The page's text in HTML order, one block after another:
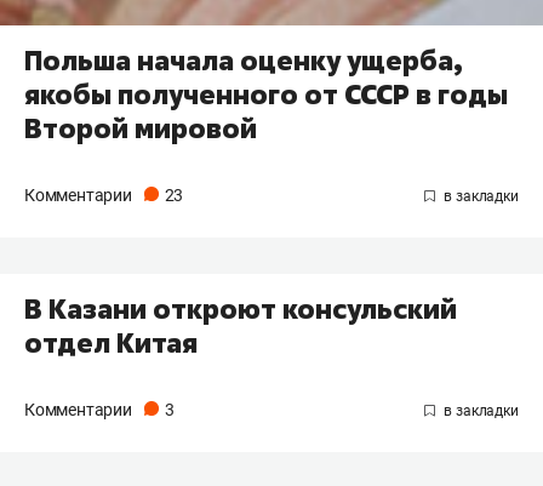
Польша начала оценку ущерба,
якобы полученного от СССР в годы
Второй мировой
Комментарии 23
В Казани откроют консульский
отдел Китая
Комментарии 3